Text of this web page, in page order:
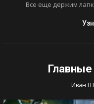
Все еще держим
Иван